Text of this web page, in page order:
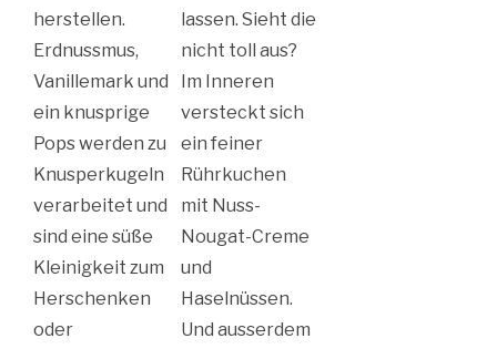
herstellen.
Erdnussmus,
Vanillemark und
ein knusprige
Pops werden zu
Knusperkugeln
verarbeitet und
sind eine süße
Kleinigkeit zum
Herschenken
oder
lassen. Sieht die
nicht toll aus?
Im Inneren
versteckt sich
ein feiner
Rührkuchen
mit Nuss-
Nougat-Creme
und
Haselnüssen.
Und ausserdem